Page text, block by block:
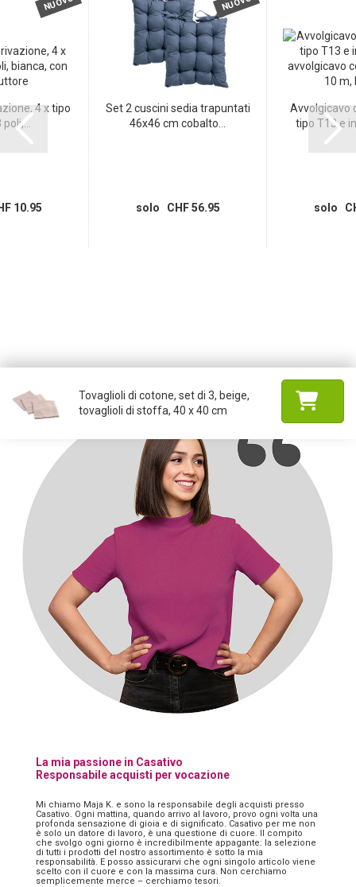
4 x tipo
10.95
Set 2 cuscini sedia trapuntati
46x46 cm cobalto...
solo CHF 56.95
Avvolgicavo
tipo T13 e
solo
Tovaglioli di cotone, set di 3, beige,
tovaglioli di stoffa, 40 x 40 cm
La mia passione in Casativo
Responsabile acquisti per vocazione
Mi chiamo Maja K. e sono la responsabile degli acquisti presso
Casativo. Ogni mattina, quando arrivo al lavoro, provo ogni volta una
profonda sensazione di gioia e di significato. Casativo per me non
è solo un datore di lavoro, è una questione di cuore. Il compito
che svolgo ogni giorno è incredibilmente appagante: la selezione
di tutti i prodotti del nostro assortimento è sotto la mia
responsabilità. E posso assicurarvi che ogni singolo articolo viene
scelto con il cuore e con la massima cura. Non cerchiamo
semplicemente merce – cerchiamo tesori.